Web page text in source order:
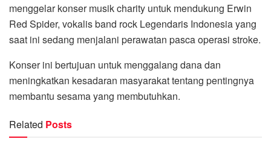
menggelar konser musik charity untuk mendukung Erwin
Red Spider, vokalis band rock Legendaris Indonesia yang
saat ini sedang menjalani perawatan pasca operasi stroke.
Konser ini bertujuan untuk menggalang dana dan
meningkatkan kesadaran masyarakat tentang pentingnya
membantu sesama yang membutuhkan.
Related Posts